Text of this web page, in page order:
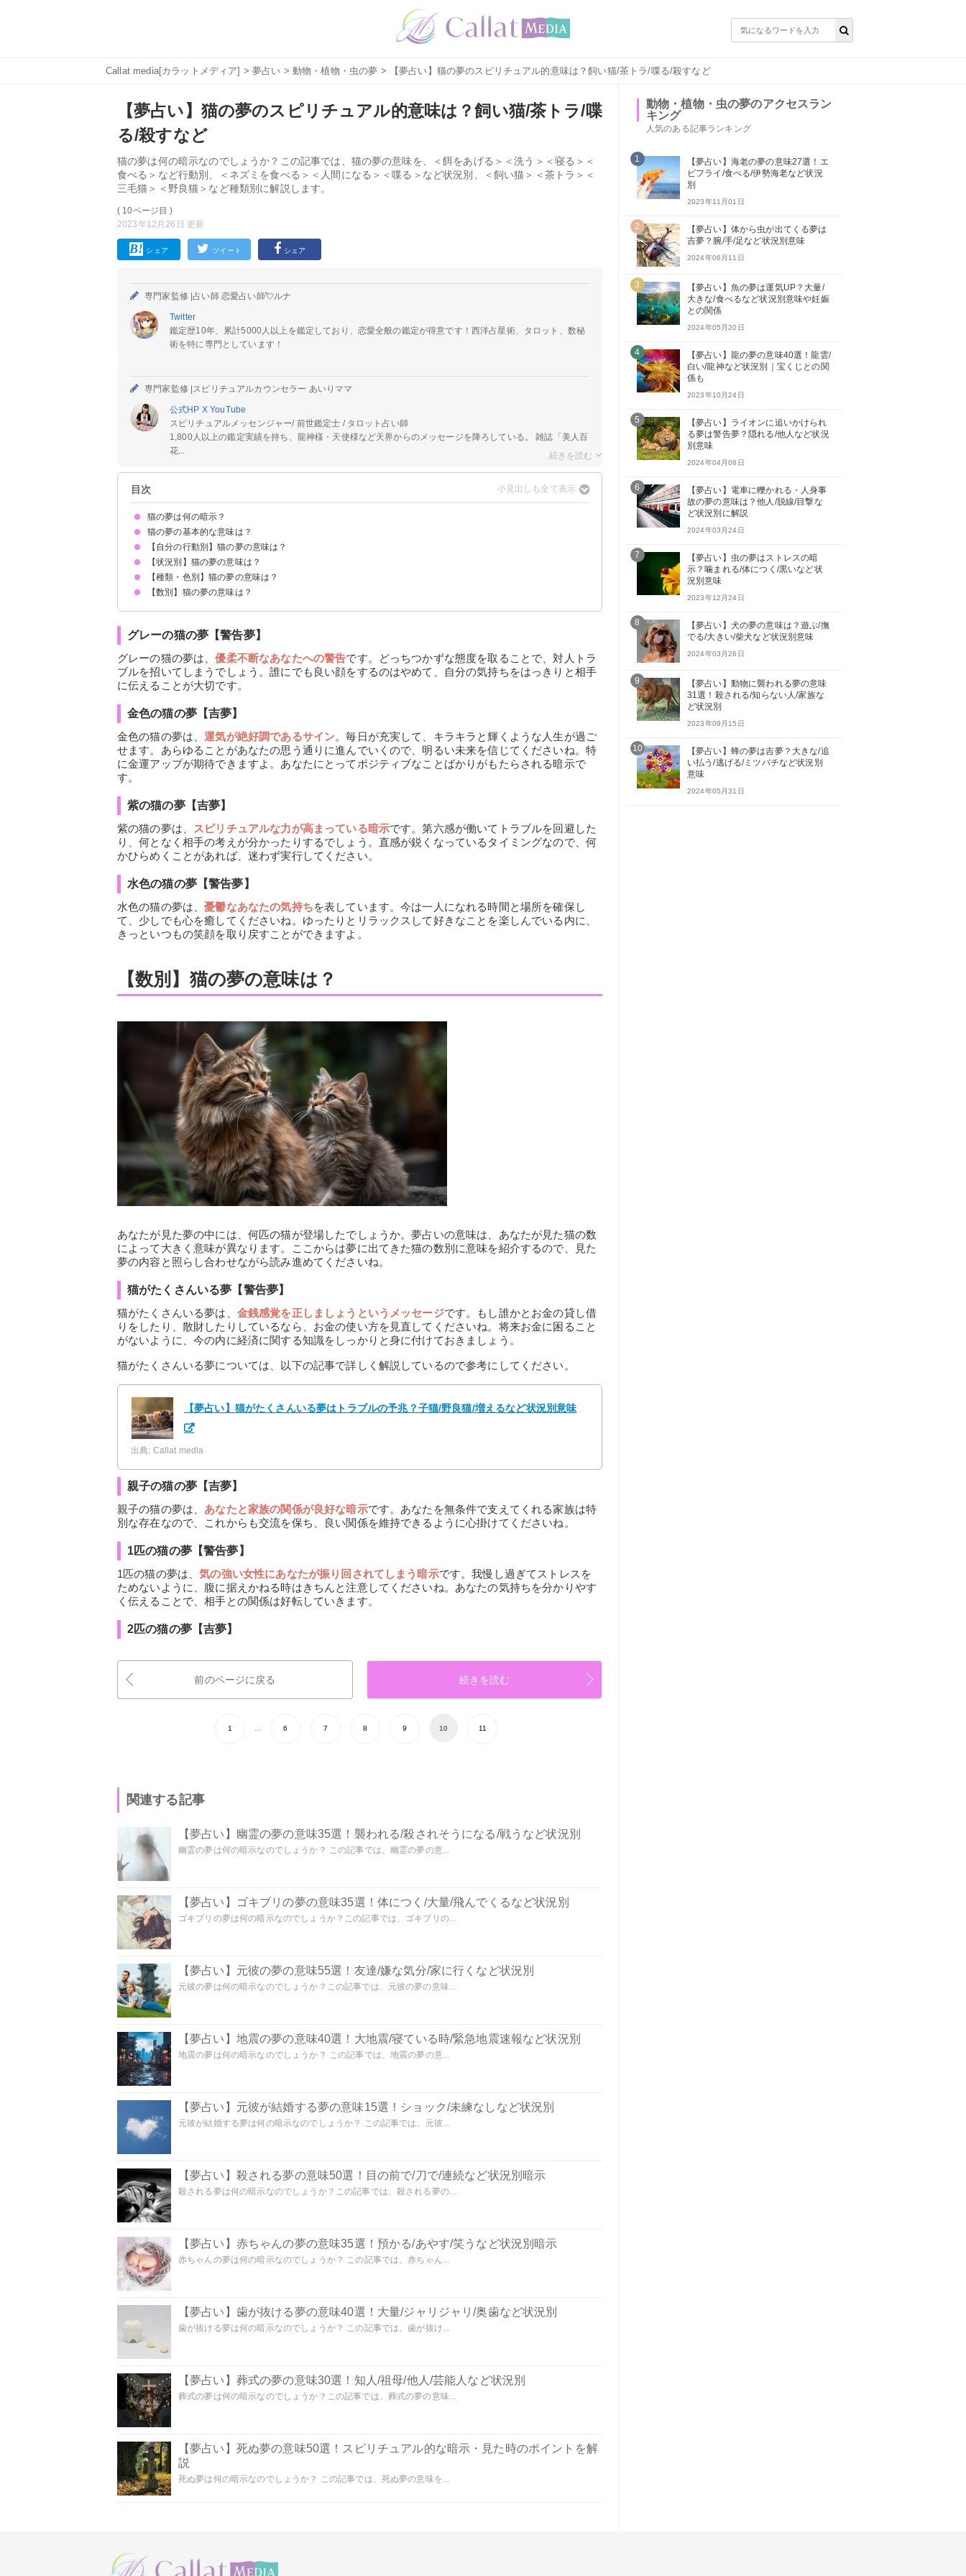
Callat media[カラットメディア] >夢占い > 動物・植物・虫の夢 > 【夢占い】猫の夢のスピリチュアル的意味は？飼い猫/茶トラ/喋る/殺すなど
【夢占い】猫の夢のスピリチュアル的意味は？飼い猫/茶トラ/喋
る/殺すなど
猫の夢は何の暗示なのでしょうか？この記事では、猫の夢の意味を、＜餌をあげる＞＜洗う＞＜寝る＞＜
食べる＞など行動別、＜ネズミを食べる＞＜人間になる＞＜喋る＞など状況別、＜飼い猫＞＜茶トラ＞＜
三毛猫＞＜野良猫＞など種類別に解説します。
( 10ページ目 )
2023年12月26日 更新
シェア ツイート シェア
専門家監修 |占い師 恋愛占い師💘ルナ
Twitter
鑑定歴10年、累計5000人以上を鑑定しており、恋愛全般の鑑定が得意です！西洋占星術、タロット、数秘
術を特に専門としています！
専門家監修 | スピリチュアルカウンセラー あいりママ
公式HP XYouTube
スピリチュアルメッセンジャー/ 前世鑑定士 / タロット占い師
1,800人以上の鑑定実績を持ち、龍神様・天使様など天界からのメッセージを降ろしている。 雑誌「美人百
花...
目次
猫の夢は何の暗示？
猫の夢の基本的な意味は？
女性の象徴
男性が見ると女性トラブルの暗示
女性が見ると同性間のトラブル
初夢で見るとその年は苦労が増える
状況によって意味が決まる
【自分の行動別】猫の夢の意味は？
猫を飼う夢【吉夢】
猫を拾う夢【吉夢】
猫を抱っこする夢【警告夢】
猫を助ける夢【警告夢】
猫を撫でる夢【吉夢】
猫に餌をあげる夢【警告夢】
猫を洗う夢【吉夢】
猫を食べる夢【警告夢】
猫を探す夢【吉夢】
猫と話す夢【吉夢】
猫と遊ぶ夢【吉夢】
猫を殺す夢【吉夢】
猫と寝る夢【吉夢】
猫をいじめる夢【吉夢】
猫を捕まえる夢【吉夢】
猫になる夢【警告夢】
猫から逃げる夢【警告夢】
猫を追いかける夢【吉夢】
【状況別】猫の夢の意味は？
猫に襲われる夢【警告夢】
猫に噛まれる夢【警告夢】
猫に追いかけられる夢【警告夢】
猫が死ぬ夢【吉夢】
猫が逃げる夢【警告夢】
猫が家に入ってくる夢【警告夢】
猫がなつく夢【吉夢】
猫が甘えてくる夢【警告夢】
猫がネズミを食べる夢【吉夢】
猫が人間になる夢【吉夢】
猫が喋る夢【吉夢】
猫が吐く夢【警告夢】
猫が布団に入ってくる夢【吉夢】
猫に囲まれる夢【警告夢】
猫に助けられる夢【吉夢】
猫が怪我をする夢【警告夢】
猫に威嚇される夢【警告夢】
猫が落ちる夢【警告夢】
猫が生き返る夢【警告夢】
猫が笑う夢【吉夢】
猫が喧嘩する夢【警告夢】
【種類・色別】猫の夢の意味は？
飼い猫の夢【警告夢】
白い猫の夢【吉夢】
黒猫の夢【吉夢】
子猫の夢【吉夢】
茶トラの猫の夢【吉夢】
大きな猫の夢【警告夢】
青い猫の夢【吉夢】
死にそうな猫の夢【警告夢】
三毛猫の夢【警告夢】
野良猫の夢【警告夢】
グレーの猫の夢【警告夢】
金色の猫の夢【吉夢】
紫の猫の夢【吉夢】
水色の猫の夢【警告夢】
【数別】猫の夢の意味は？
グレーの猫の夢【警告夢】
グレーの猫の夢は、優柔不断なあなたへの警告です。どっちつかずな態度を取ることで、対人トラ
ブルを招いてしまうでしょう。誰にでも良い顔をするのはやめて、自分の気持ちをはっきりと相手
に伝えることが大切です。
金色の猫の夢【吉夢】
金色の猫の夢は、運気が絶好調であるサイン。毎日が充実して、キラキラと輝くような人生が過ご
せます。あらゆることがあなたの思う通りに進んでいくので、明るい未来を信じてくださいね。特
に金運アップが期待できますよ。あなたにとってポジティブなことばかりがもたらされる暗示で
す。
紫の猫の夢【吉夢】
紫の猫の夢は、
スピリチュアルな力が高まっている暗示です。第六感が働いてトラブルを回避した
り、何となく相手の考えが分かったりするでしょう。直感が鋭くなっているタイミングなので、何
かひらめくことがあれば、迷わず実行してください。
水色の猫の夢【警告夢】
水色の猫の夢は、憂鬱なあなたの気持ちを表しています。今は一人になれる時間と場所を確保し
て、少しでも心を癒してくださいね。ゆったりとリラックスして好きなことを楽しんでいる内に、
きっといつもの笑顔を取り戻すことができますよ。
【数別】猫の夢の意味は？
あなたが見た夢の中には、何匹の猫が登場したでしょうか。夢占いの意味は、あなたが見た猫の数
によって大きく意味が異なります。ここからは夢に出てきた猫の数別に意味を紹介するので、見た
夢の内容と照らし合わせながら読み進めてくださいね。
猫がたくさんいる夢【警告夢】
猫がたくさんいる夢は、 金銭感覚を正しましょうというメッセージです。もし誰かとお金の貸し借
りをしたり、散財したりしているなら、お金の使い方を見直してくださいね。将来お金に困ること
がないように、今の内に経済に関する知識をしっかりと身に付けておきましょう。
猫がたくさんいる夢については、以下の記事で詳しく解説しているので参考にしてください。
【夢占い】猫がたくさんいる夢はトラブルの予兆？子猫/野良猫/増えるなど状況別意味
出典: Callat media
親子の猫の夢【吉夢】
親子の猫の夢は、 あなたと家族の関係が良好な暗示です。あなたを無条件で支えてくれる家族は特
別な存在なので、これからも交流を保ち、良い関係を維持できるように心掛けてくださいね。
1匹の猫の夢【警告夢】
1匹の猫の夢は、気の強い女性にあなたが振り回されてしまう暗示です。我慢し過ぎてストレスを
ためないように、腹に据えかねる時はきちんと注意してくださいね。あなたの気持ちを分かりやす
く伝えることで、相手との関係は好転していきます。
2匹の猫の夢【吉夢】
前のページに戻る 続きを読む
1 ... 6 7 8 9 10 11
関連する記事
【夢占い】幽霊の夢の意味35選！襲われる/殺されそうになる/戦うなど状況別
幽霊の夢は何の暗示なのでしょうか？ この記事では、幽霊の夢の意...
【夢占い】ゴキブリの夢の意味35選！体につく/大量/飛んでくるなど状況別
ゴキブリの夢は何の暗示なのでしょうか？この記事では、ゴキブリの...
【夢占い】元彼の夢の意味55選！友達/嫌な気分/家に行くなど状況別
元彼の夢は何の暗示なのでしょうか？この記事では、元彼の夢の意味...
【夢占い】地震の夢の意味40選！大地震/寝ている時/緊急地震速報など状況別
地震の夢は何の暗示なのでしょうか？ この記事では、地震の夢の意...
【夢占い】元彼が結婚する夢の意味15選！ショック/未練なしなど状況別
元彼が結婚する夢は何の暗示なのでしょうか？ この記事では、元彼...
【夢占い】殺される夢の意味50選！目の前で/刀で/連続など状況別暗示
殺される夢は何の暗示なのでしょうか？この記事では、殺される夢の...
【夢占い】赤ちゃんの夢の意味35選！預かる/あやす/笑うなど状況別暗示
赤ちゃんの夢は何の暗示なのでしょうか？ この記事では、赤ちゃん...
【夢占い】歯が抜ける夢の意味40選！大量/ジャリジャリ/奥歯など状況別
歯が抜ける夢は何の暗示なのでしょうか？ この記事では、歯が抜け...
【夢占い】葬式の夢の意味30選！知人/祖母/他人/芸能人など状況別
葬式の夢は何の暗示なのでしょうか？この記事では、葬式の夢の意味...
【夢占い】死ぬ夢の意味50選！スピリチュアル的な暗示・見た時のポイントを解
説
死ぬ夢は何の暗示なのでしょうか？ この記事では、死ぬ夢の意味を...
動物・植物・虫の夢のアクセスラン
キング
人気のある記事ランキング
1
【夢占い】海老の夢の意味27選！エ
ビフライ/食べる/伊勢海老など状況
別
2023年11月01日
2
【夢占い】体から虫が出てくる夢は
吉夢？腕/手/足など状況別意味
2024年06月11日
3
【夢占い】魚の夢は運気UP？大量/
大きな/食べるなど状況別意味や妊娠
との関係
2024年05月20日
4
【夢占い】龍の夢の意味40選！龍雲/
白い/龍神など状況別｜宝くじとの関
係も
2023年10月24日
5
【夢占い】ライオンに追いかけられ
る夢は警告夢？隠れる/他人など状況
別意味
2024年04月06日
6
【夢占い】電車に轢かれる・人身事
故の夢の意味は？他人/脱線/目撃な
ど状況別に解説
2024年03月24日
7
【夢占い】虫の夢はストレスの暗
示？噛まれる/体につく/黒いなど状
況別意味
2023年12月24日
8
【夢占い】犬の夢の意味は？遊ぶ/撫
でる/大きい/柴犬など状況別意味
2024年03月26日
9
【夢占い】動物に襲われる夢の意味
31選！殺される/知らない人/家族な
ど状況別
2023年09月15日
10
【夢占い】蜂の夢は吉夢？大きな/追
い払う/逃げる/ミツバチなど状況別
意味
2024年05月31日